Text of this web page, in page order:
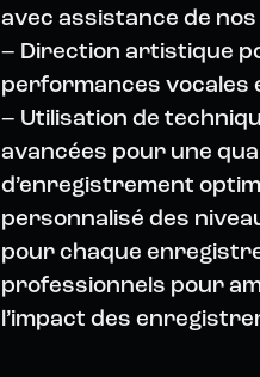
avec assistance de
– Direction artistique
performances vocales
– Utilisation de
avancées pour une
d’enregistrement
personnalisé des
pour chaque
professionnels pour
l’impact des